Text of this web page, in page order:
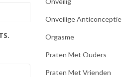
Onveilige Anticonceptie
Orgasme
Praten Met Ouders
Praten Met Vrienden